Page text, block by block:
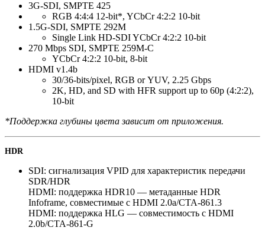
3G-SDI, SMPTE 425
RGB 4:4:4 12-bit*, YCbCr 4:2:2 10-bit
1.5G-SDI, SMPTE 292M
Single Link HD-SDIYCbCr 4:2:2 10-bit
270 Mbps SDI, SMPTE 259M-C
YCbCr 4:2:2 10-bit, 8-bit
HDMI v1.4b
30/36-bits/pixel, RGB or YUV, 2.25 Gbps
2K, HD, and SD with HFR support up to 60p (4:2:2),
10-bit
*Поддержка глубины цвета зависит от приложения.
HDR
SDI: сигнализация VPID для характеристик передачи
SDR/HDR
HDMI: поддержка HDR10 — метаданные HDR
Infoframe, совместимые с HDMI 2.0a/CTA-861.3
HDMI: поддержка HLG — совместимость с HDMI
2.0b/CTA-861-G